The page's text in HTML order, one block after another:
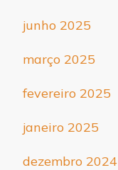
junho 2025
março 2025
fevereiro 2025
janeiro 2025
dezembro 2024